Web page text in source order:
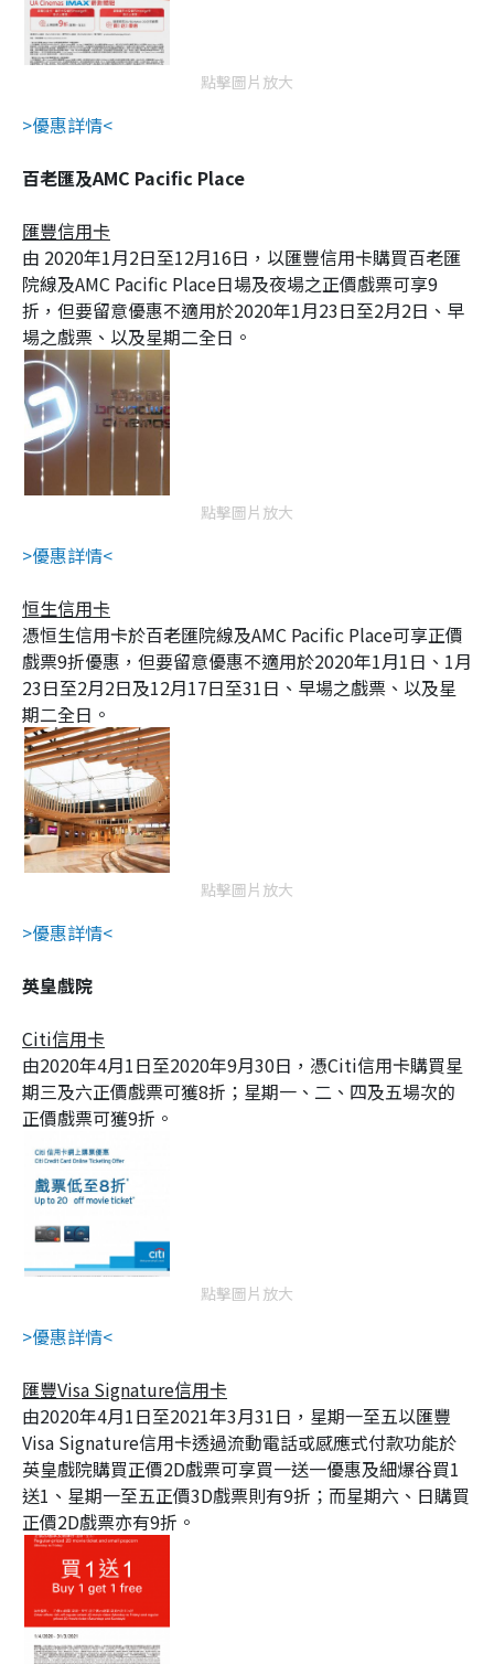
點擊圖片放大
>優惠詳情<
百老匯及AMC Pacific Place
匯豐信用卡
由 2020年1月2日至12月16日，以匯豐信用卡購買百老匯
院線及AMC Pacific Place日場及夜場之正價戲票可享9
折，但要留意優惠不適用於2020年1月23日至2月2日、早
場之戲票、以及星期二全日。
點擊圖片放大
>優惠詳情<
恒生信用卡
憑恒生信用卡於百老匯院線及AMC Pacific Place可享正價
戲票9折優惠，但要留意優惠不適用於2020年1月1日、1月
23日至2月2日及12月17日至31日、早場之戲票、以及星
期二全日。
點擊圖片放大
>優惠詳情<
英皇戲院
Citi信用卡
由2020年4月1日至2020年9月30日，憑Citi信用卡購買星
期三及六正價戲票可獲8折；星期一、二、四及五場次的
正價戲票可獲9折。
點擊圖片放大
>優惠詳情<
匯豐Visa Signature信用卡
由2020年4月1日至2021年3月31日，星期一至五以匯豐
Visa Signature信用卡透過流動電話或感應式付款功能於
英皇戲院購買正價2D戲票可享買一送一優惠及細爆谷買1
送1、星期一至五正價3D戲票則有9折；而星期六、日購買
正價2D戲票亦有9折。